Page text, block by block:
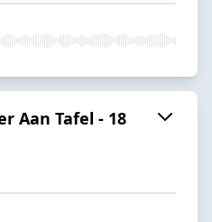
Aan Tafel - 18